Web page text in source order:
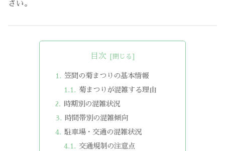
さい。
目次
笠間の菊まつりの基本情報
菊まつりが混雑する理由
時期別の混雑状況
時間帯別の混雑傾向
駐車場・交通の混雑状況
交通規制の注意点